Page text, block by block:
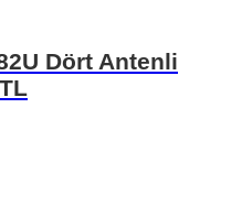
Dört Antenli